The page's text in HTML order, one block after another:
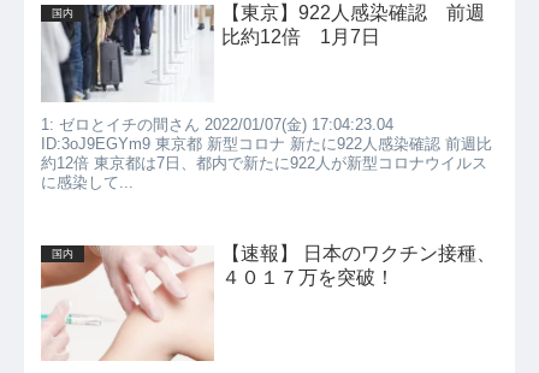
国内
【東京】922人感染確認 前週
比約12倍 1月7日
1: ゼロとイチの間さん 2022/01/07(金) 17:04:23.04
ID:3oJ9EGYm9 東京都 新型コロナ 新たに922人感染確認 前週比
約12倍 東京都は7日、都内で新たに922人が新型コロナウイルス
に感染して...
国内
【速報】 日本のワクチン接種、
４０１７万を突破！